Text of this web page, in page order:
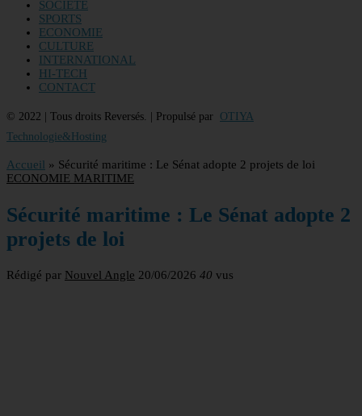
SOCIETE
SPORTS
ECONOMIE
CULTURE
INTERNATIONAL
HI-TECH
CONTACT
© 2022 | Tous droits Reversés. | Propulsé par OTIYA
Technologie&Hosting
Accueil » Sécurité maritime : Le Sénat adopte 2 projets de loi
ECONOMIE MARITIME
Sécurité maritime : Le Sénat adopte 2
projets de loi
Rédigé par Nouvel Angle 20/06/2026 40 vus